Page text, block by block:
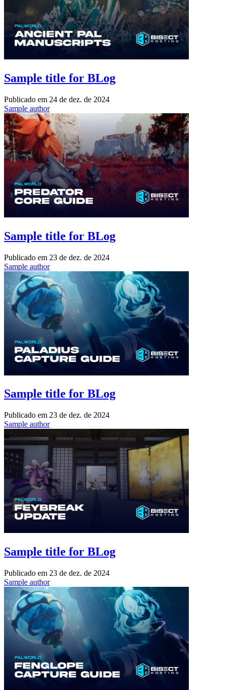
Sample title for BLog
Publicado em 24 de dez. de 2024
Sample author
Sample title for BLog
Publicado em 23 de dez. de 2024
Sample author
Sample title for BLog
Publicado em 23 de dez. de 2024
Sample author
Sample title for BLog
Publicado em 23 de dez. de 2024
Sample author